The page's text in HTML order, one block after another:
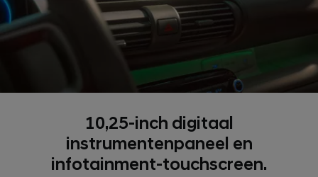
10,25-inch digitaal
instrumentenpaneel en
infotainment-touchscreen.